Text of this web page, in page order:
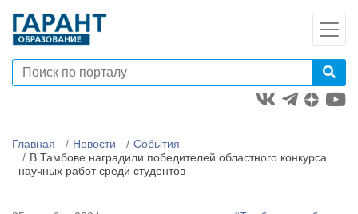
Главная Новости
События
В Тамбове наградили победителей областного конкурса
научных работ среди студентов